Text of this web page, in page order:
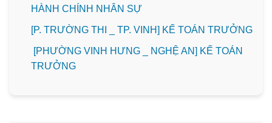
HÀNH CHÍNH NHÂN SỰ
️[P. TRƯỜNG THI _ TP. VINH] KẾ TOÁN TRƯỞNG
[PHƯỜNG VINH HƯNG _ NGHỆ AN] KẾ TOÁN
TRƯỞNG